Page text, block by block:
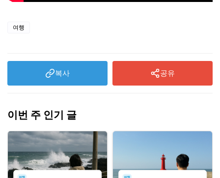
여행
복사 공유
이번 주 인기 글